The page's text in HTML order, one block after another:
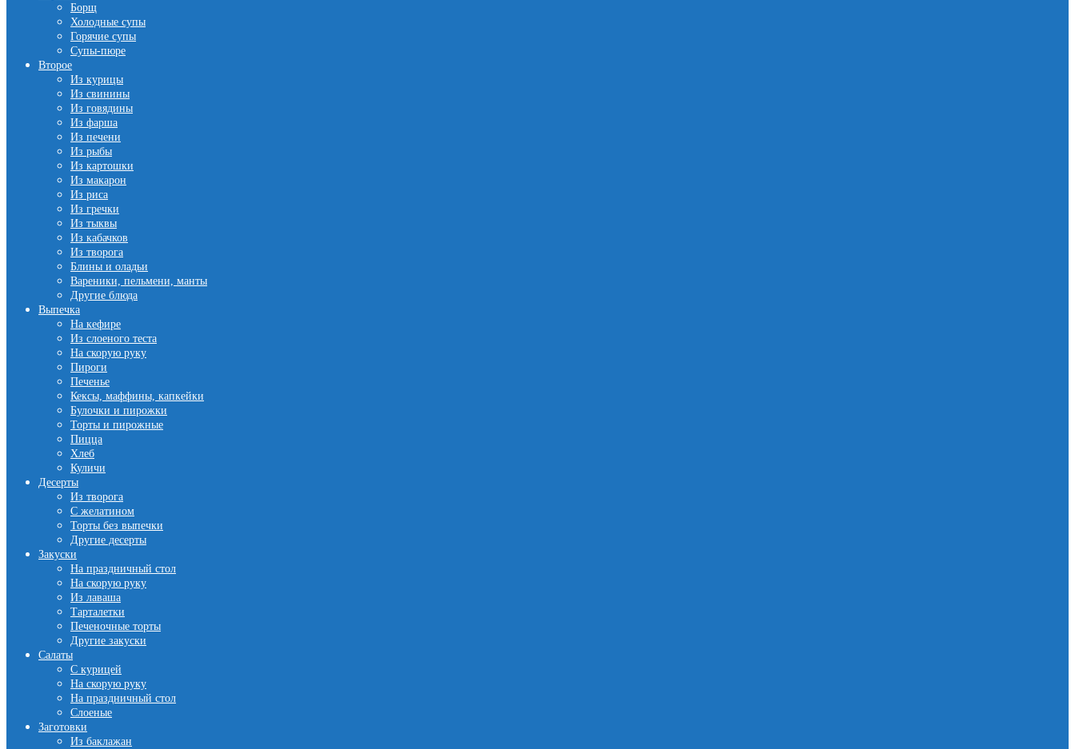
Борщ
Холодные супы
Горячие супы
Супы-пюре
Второе
Из курицы
Из свинины
Из говядины
Из фарша
Из печени
Из рыбы
Из картошки
Из макарон
Из риса
Из гречки
Из тыквы
Из кабачков
Из творога
Блины и оладьи
Вареники, пельмени, манты
Другие блюда
Выпечка
На кефире
Из слоеного теста
На скорую руку
Пироги
Печенье
Кексы, маффины, капкейки
Булочки и пирожки
Торты и пирожные
Пицца
Хлеб
Куличи
Десерты
Из творога
С желатином
Торты без выпечки
Другие десерты
Закуски
На праздничный стол
На скорую руку
Из лаваша
Тарталетки
Печеночные торты
Другие закуски
Салаты
С курицей
На скорую руку
На праздничный стол
Слоеные
Заготовки
Из баклажан